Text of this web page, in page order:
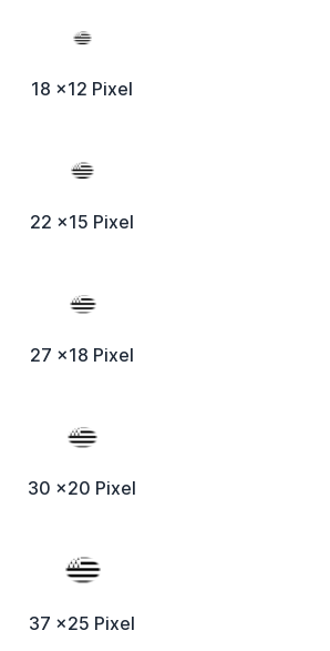
18 x12 Pixel
22 x15 Pixel
27 x18 Pixel
30 x20 Pixel
37 x25 Pixel